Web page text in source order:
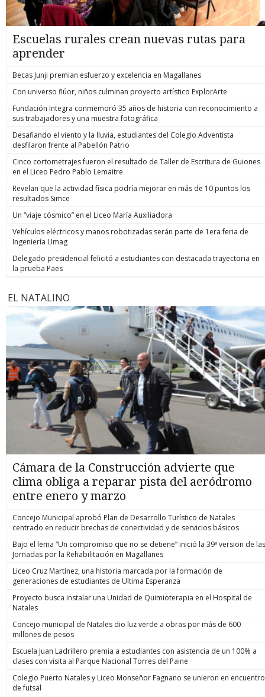
Escuelas rurales crean nuevas rutas para
aprender
Becas Junji premian esfuerzo y excelencia en Magallanes
Con universo flúor, niños culminan proyecto artístico ExplorArte
Fundación Integra conmemoró 35 años de historia con reconocimiento a
sus trabajadores y una muestra fotográfica
Desafiando el viento y la lluvia, estudiantes del Colegio Adventista
desfilaron frente al Pabellón Patrio
Cinco cortometrajes fueron el resultado de Taller de Escritura de Guiones
en el Liceo Pedro Pablo Lemaitre
Revelan que la actividad física podría mejorar en más de 10 puntos los
resultados Simce
Un “viaje cósmico” en el Liceo María Auxiliadora
Vehículos eléctricos y manos robotizadas serán parte de 1era feria de
Ingeniería Umag
Delegado presidencial felicitó a estudiantes con destacada trayectoria en
la prueba Paes
EL NATALINO
Cámara de la Construcción advierte que
clima obliga a reparar pista del aeródromo
entre enero y marzo
Concejo Municipal aprobó Plan de Desarrollo Turístico de Natales
centrado en reducir brechas de conectividad y de servicios básicos
Bajo el lema “Un compromiso que no se detiene” inició la 39ª version de las
Jornadas por la Rehabilitación en Magallanes
Liceo Cruz Martínez, una historia marcada por la formación de
generaciones de estudiantes de Ultima Esperanza
Proyecto busca instalar una Unidad de Quimioterapia en el Hospital de
Natales
Concejo municipal de Natales dio luz verde a obras por más de 600
millones de pesos
Escuela Juan Ladrillero premia a estudiantes con asistencia de un 100% a
clases con visita al Parque Nacional Torres del Paine
Colegio Puerto Natales y Liceo Monseñor Fagnano se unieron en encuentro
de futsal